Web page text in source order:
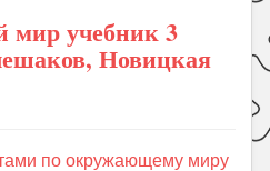
учебник 3
Новицкая
по окружающему миру